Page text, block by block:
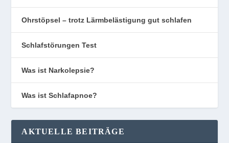
Ohrstöpsel – trotz Lärmbelästigung gut schlafen
Schlafstörungen Test
Was ist Narkolepsie?
Was ist Schlafapnoe?
AKTUELLE BEITRÄGE